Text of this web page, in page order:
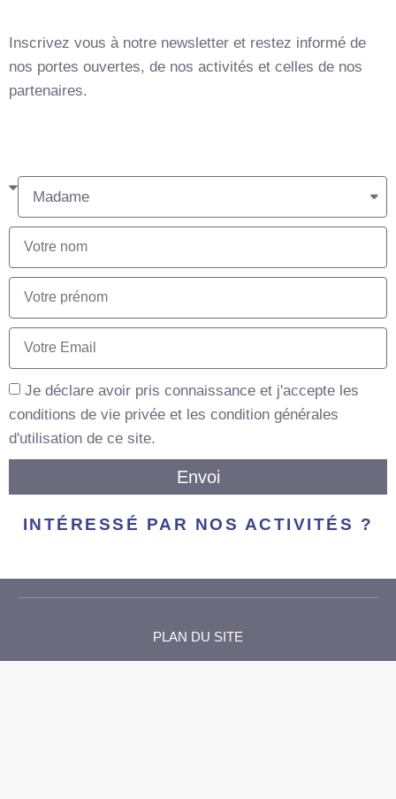
Inscrivez vous à notre newsletter et restez informé de
nos portes ouvertes, de nos activités et celles de nos
partenaires.
Je déclare avoir pris connaissance et j'accepte les
conditions de vie privée et les condition générales
d'utilisation de ce site.
Envoi
INTÉRESSÉ PAR NOS ACTIVITÉS ?
PLAN DU SITE